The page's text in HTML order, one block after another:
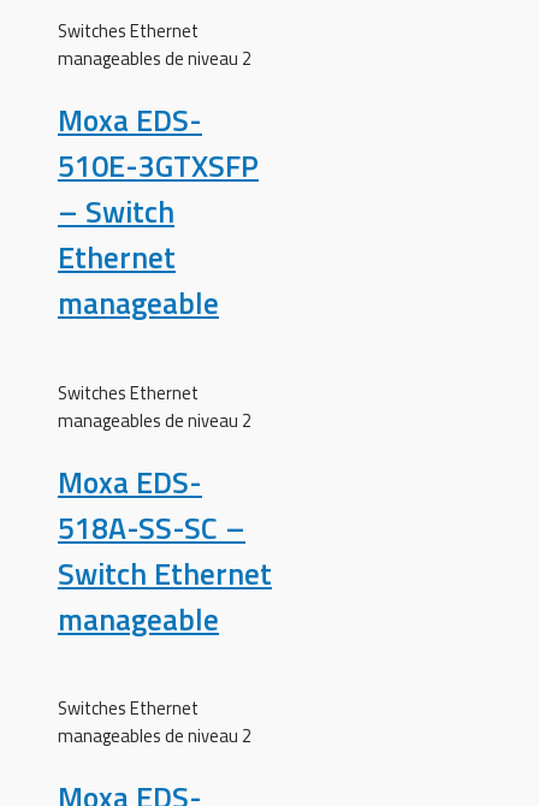
Switches Ethernet
manageables de niveau 2
Moxa EDS-
510E-3GTXSFP
– Switch
Ethernet
manageable
Switches Ethernet
manageables de niveau 2
Moxa EDS-
518A-SS-SC –
Switch Ethernet
manageable
Switches Ethernet
manageables de niveau 2